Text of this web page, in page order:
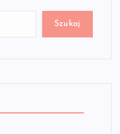
Szukaj